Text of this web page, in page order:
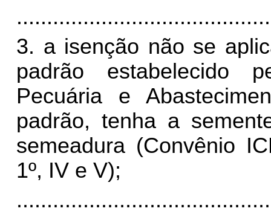
3. a isenção não se
padrão estabelecido
Pecuária e
padrão, tenha a
semeadura (Convênio
1º, IV e V);